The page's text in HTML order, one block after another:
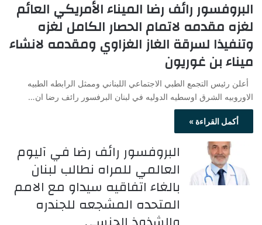
البروفسور رائف رضا الميناء الأمريكي العائم
لغزه مقدمه لاتمام الحصار الكامل لغزه
وتنفيذا لسرقة الغاز الغزاوي ومقدمه لانشاء
ميناء بن غوريون
أعلن رئيس التجمع الطبي الاجتماعي اللبناني وممثل الرابطه الطبيه
الاوروبيه الشرق اوسطيه الدوليه في لبنان البرفسور رائف رضا ان…
أكمل القراءة »
البروفسور رائف رضا في آليوم
العالمي للمراه نطالب لبنان
بالغاء اتفاقيه سيداو مع الامم
المتحده المشجعه للجندره